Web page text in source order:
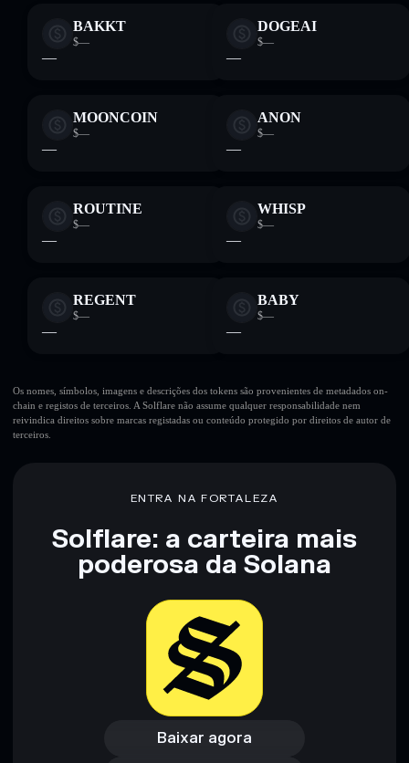
BAKKT
$—
—
DOGEAI
$—
—
MOONCOIN
$—
—
ANON
$—
—
ROUTINE
$—
—
WHISP
$—
—
REGENT
$—
—
BABY
$—
—
Os nomes, símbolos, imagens e descrições dos tokens são provenientes de metadados on-
chain e registos de terceiros. A Solflare não assume qualquer responsabilidade nem
reivindica direitos sobre marcas registadas ou conteúdo protegido por direitos de autor de
terceiros.
ENTRA NA FORTALEZA
Solflare: a carteira mais
poderosa da Solana
Baixar agora
Baixar agora
Acessar carteira